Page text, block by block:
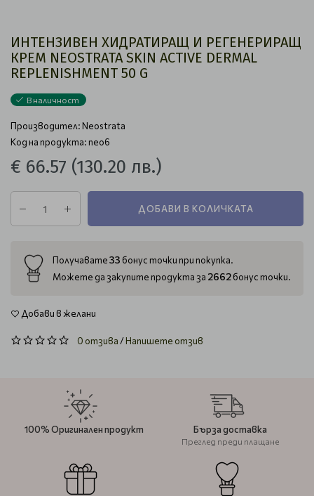
ИНТЕНЗИВЕН ХИДРАТИРАЩ И РЕГЕНЕРИРАЩ
КРЕМ NEOSTRATA SKIN ACTIVE DERMAL
REPLENISHMENT 50 G
В наличност
Производител:Neostrata
Код на продукта: neo6
€ 66.57 (130.20 лв.)
ДОБАВИ В КОЛИЧКАТА
Получавате33 бонус точки при покупка.
Можете да закупите продукта за 2662бонус точки.
Добави в желани
0 отзива/Напишете отзив
100% Оригинален продукт Бърза доставка
Преглед преди плащане